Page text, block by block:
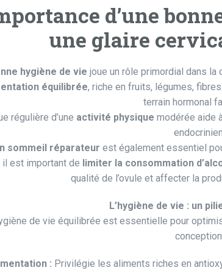
d’une
une glaire
hygiène de vie joue un rôle primordial dans
équilibrée, riche en fruits, légumes,
terrain hormonal
régulière d’une activité physique modérée aide
sommeil réparateur est également essentiel
il est important de limiter la consommation
qualité de l’ovule et affecter la
L’hygiène de vie : un
de vie équilibrée est essentielle pour
: Privilégie les aliments riches en